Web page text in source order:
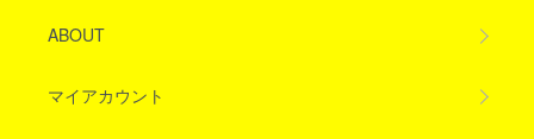
ABOUT
マイアカウント